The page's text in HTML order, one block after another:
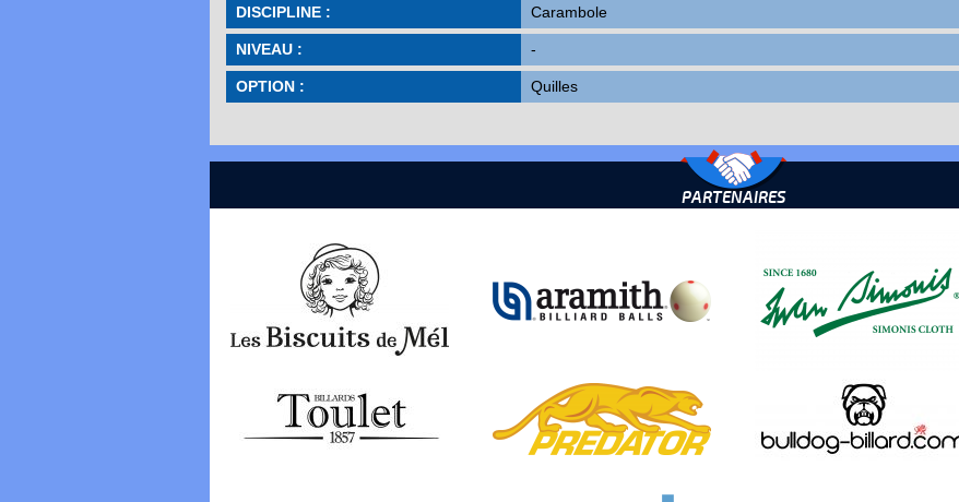
DISCIPLINE : Carambole
NIVEAU : -
OPTION : Quilles
PARTENAIRES